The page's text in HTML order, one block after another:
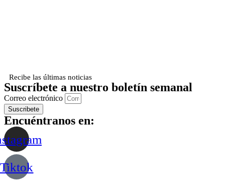
Recibe las últimas noticias
Suscríbete a nuestro boletín semanal
Correo electrónico
Suscribete
Encuéntranos en:
Tiktok